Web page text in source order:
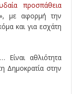
προσπάθεια
με αφορμή την
και για εσχάτη
αθλιότητα
Δημοκρατία στην